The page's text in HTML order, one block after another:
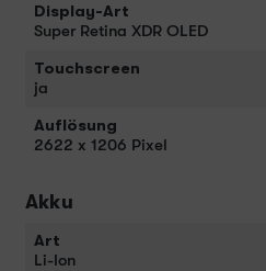
Display-Art
Super Retina XDR OLED
Touchscreen
ja
Auflösung
2622 x 1206 Pixel
Akku
Art
Li-Ion